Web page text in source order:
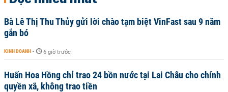
Bà Lê Thị Thu Thủy gửi lời chào tạm biệt VinFast sau 9 năm
gắn bó
KINH DOANH - 6 giờ trước
Huấn Hoa Hồng chỉ trao 24 bồn nước tại Lai Châu cho chính
quyền xã, không trao tiền